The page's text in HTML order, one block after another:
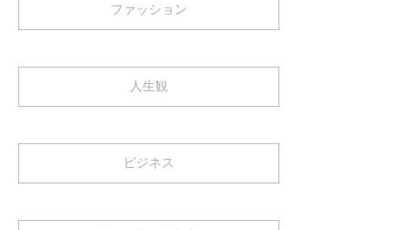
ファッション
人生観
ビジネス